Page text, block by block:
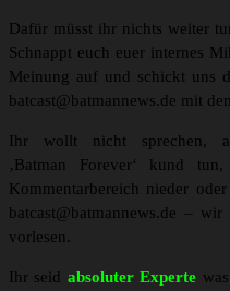
Dafür müsst ihr nichts weiter
Schnappt euch euer internes
Meinung auf und schickt uns
batcast@batmannews.de mit
Ihr wollt nicht sprechen,
‚Batman Forever‘ kund
Kommentarbereich nieder
batcast@batmannews.de –
vorlesen.
Ihr seid absoluter Experte